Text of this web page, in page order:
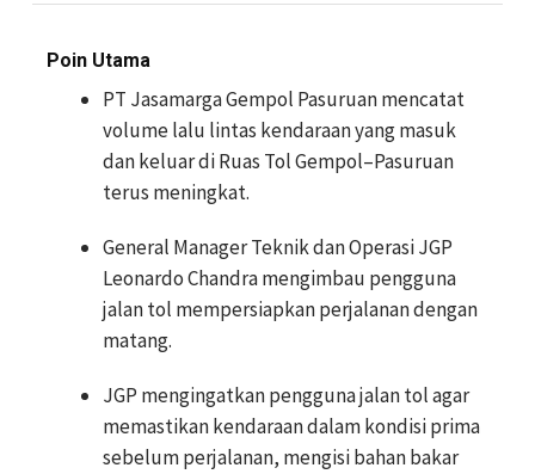
Poin Utama
PT Jasamarga Gempol Pasuruan mencatat
volume lalu lintas kendaraan yang masuk
dan keluar di Ruas Tol Gempol–Pasuruan
terus meningkat.
General Manager Teknik dan Operasi JGP
Leonardo Chandra mengimbau pengguna
jalan tol mempersiapkan perjalanan dengan
matang.
JGP mengingatkan pengguna jalan tol agar
memastikan kendaraan dalam kondisi prima
sebelum perjalanan, mengisi bahan bakar